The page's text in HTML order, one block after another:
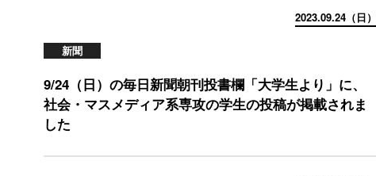
2023.09.24（日）
新聞
9/24（日）の毎日新聞朝刊投書欄「大学生より」に、
社会・マスメディア系専攻の学生の投稿が掲載されま
した